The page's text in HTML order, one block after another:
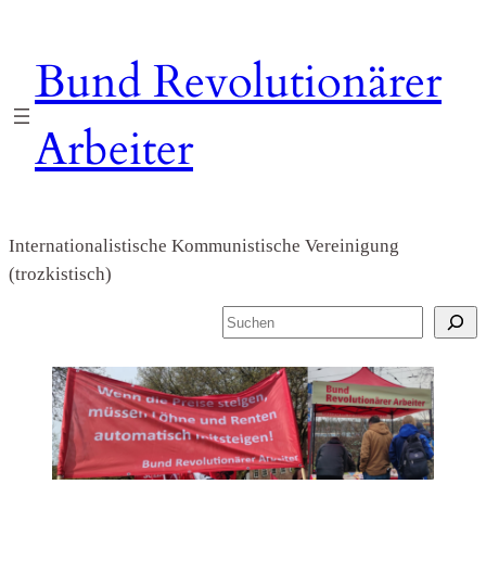
springen
Bund Revolutionärer
Arbeiter
Internationalistische Kommunistische Vereinigung
(trozkistisch)
S
c
h
e
n